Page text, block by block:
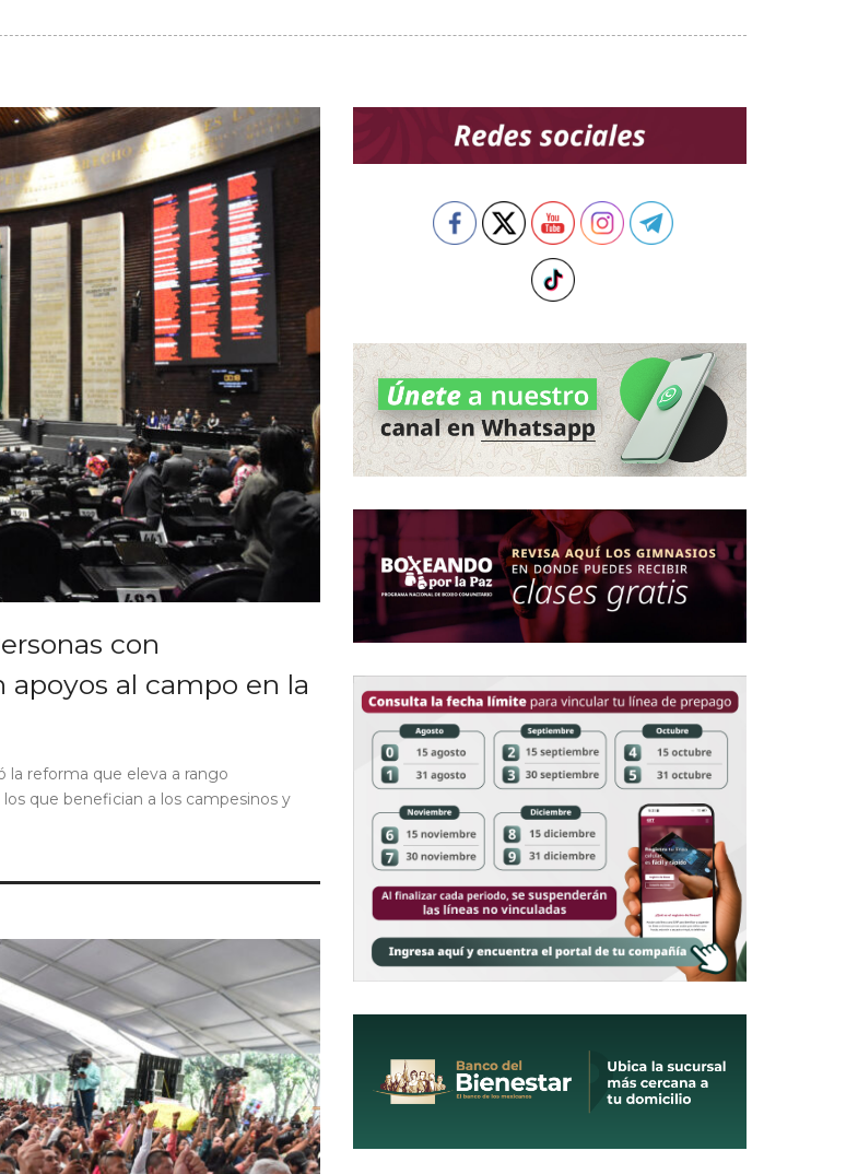
con
al campo en la
la reforma que eleva a rango
que benefician a los campesinos y